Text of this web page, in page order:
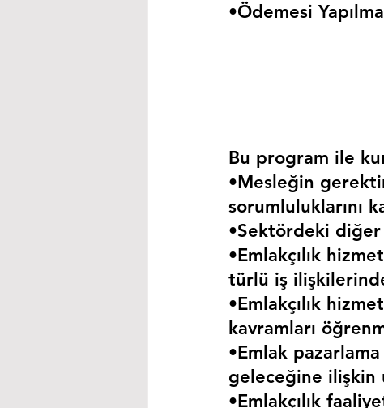
•Ödemesi
Bu program ile
•Mesleğin
sorumluluklarını
•Sektördeki
•Emlakçılık
türlü iş
•Emlakçılık
kavramları
•Emlak
geleceğine ilişkin
•Emlakçılık